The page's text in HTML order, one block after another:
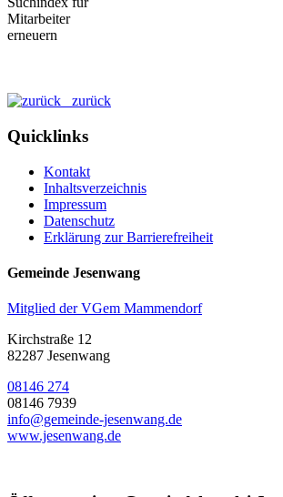
zurück
Quicklinks
Kontakt
Inhaltsverzeichnis
Impressum
Datenschutz
Erklärung zur Barrierefreiheit
Gemeinde Jesenwang
Mitglied der VGem Mammendorf
Kirchstraße 12
82287 Jesenwang
08146 274
08146 7939
info@gemeinde-jesenwang.de
www.jesenwang.de